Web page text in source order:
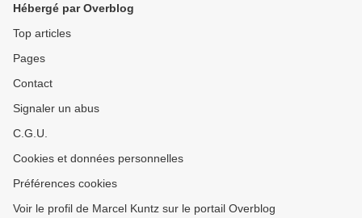
Hébergé par Overblog
Top articles
Pages
Contact
Signaler un abus
C.G.U.
Cookies et données personnelles
Préférences cookies
Voir le profil de Marcel Kuntz sur le portail Overblog